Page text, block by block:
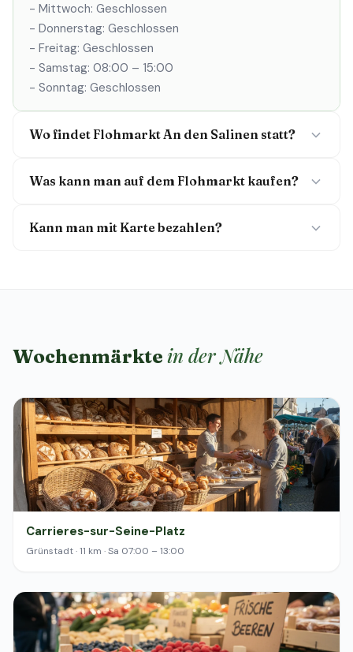
- Mittwoch: Geschlossen
- Donnerstag: Geschlossen
- Freitag: Geschlossen
- Samstag: 08:00 – 15:00
- Sonntag: Geschlossen
Wo findet Flohmarkt An den Salinen statt?
Was kann man auf dem Flohmarkt kaufen?
Kann man mit Karte bezahlen?
Wochenmärkte in der Nähe
Carrieres-sur-Seine-Platz
Grünstadt · 11 km · Sa 07:00 – 13:00